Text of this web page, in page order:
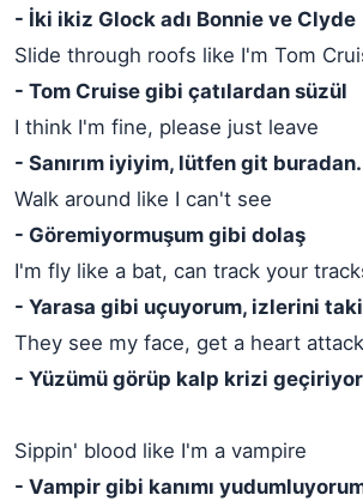
- İki ikiz Glock adı Bonnie ve Clyde
Slide through roofs like I'm Tom
- Tom Cruise gibi çatılardan süzül
I think I'm fine, please just leave
- Sanırım iyiyim, lütfen git buradan.
Walk around like I can't see
- Göremiyormuşum gibi dolaş
I'm fly like a bat, can track your
- Yarasa gibi uçuyorum, izlerini
They see my face, get a heart attack
- Yüzümü görüp kalp krizi
Sippin' blood like I'm a vampire
- Vampir gibi kanımı